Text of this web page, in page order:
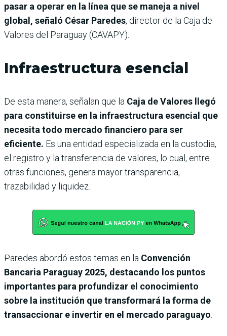
pasar a operar en la línea que se maneja a nivel
global, señaló César Paredes, director de la Caja de
Valores del Paraguay (CAVAPY).
Infraestructura esencial
De esta manera, señalan que la Caja de Valores llegó
para constituirse en la infraestructura esencial que
necesita todo mercado financiero para ser
eficiente. Es una entidad especializada en la custodia,
el registro y la transferencia de valores, lo cual, entre
otras funciones, genera mayor transparencia,
trazabilidad y liquidez.
Paredes abordó estos temas en la Convención
Bancaria Paraguay 2025, destacando los puntos
importantes para profundizar el conocimiento
sobre la institución que transformará la forma de
transaccionar e invertir en el mercado paraguayo